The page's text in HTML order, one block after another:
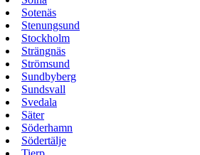
Sotenäs
Stenungsund
Stockholm
Strängnäs
Strömsund
Sundbyberg
Sundsvall
Svedala
Säter
Söderhamn
Södertälje